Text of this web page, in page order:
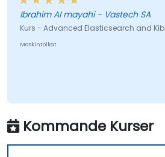
Ibrahim Al mayahi - Vastech SA
Kurs - Advanced Elasticsearch and
Maskintolkat
Kommande Kurser